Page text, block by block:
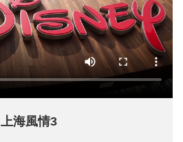
上海風情3